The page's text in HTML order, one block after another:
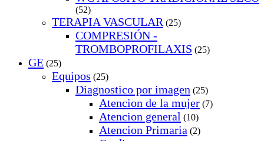
(52)
TERAPIA VASCULAR (25)
COMPRESIÓN -
TROMBOPROFILAXIS (25)
GE (25)
Equipos (25)
Diagnostico por imagen (25)
Atencion de la mujer (7)
Atencion general (10)
Atencion Primaria (2)